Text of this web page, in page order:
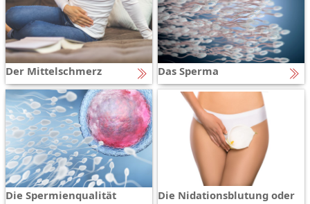
Der Mittelschmerz Das Sperma
Die Spermienqualität
Die Nidationsblutung oder